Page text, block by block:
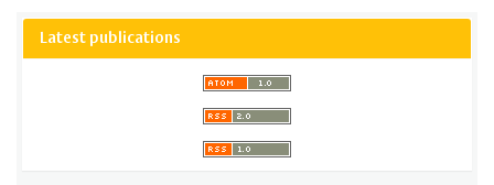
Latest publications